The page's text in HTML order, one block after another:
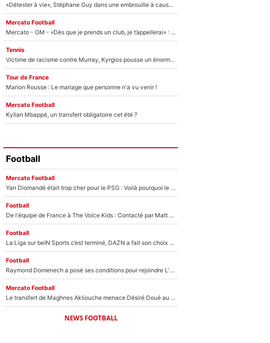
«Détester à vie», Stéphane Guy dans une embrouille à cause du PSG !
Mercato Football
Mercato - OM - «Dès que je prends un club, je t’appellerai» : La promesse de Marcelino au moment de claquer la porte
Tennis
Victime de racisme contre Murray, Kyrgios pousse un énorme coup de gueule !
Tour de France
Marion Rousse : Le mariage que personne n'a vu venir !
Mercato Football
Kylian Mbappé, un transfert obligatoire cet été ?
Football
Mercato Football
Yan Diomandé était trop cher pour le PSG : Voilà pourquoi le Real Madrid a accepté de payer la somme record de 140M€ pour boucler son transfert !
Football
De l'équipe de France à The Voice Kids : Contacté par Matt Pokora, Kylian Mbappé a accepté de jouer un rôle inédit sur TF1 !
Football
La Liga sur beIN Sports c’est terminé, DAZN a fait son choix pour Benjamin Da Silva et Omar Da Fonseca !
Football
Raymond Domenech a posé ses conditions pour rejoindre L'EQUIPE du Soir : Il refuse de faire l'émission avec un autre chroniqueur !
Mercato Football
Le transfert de Maghnes Akliouche menace Désiré Doué au PSG : «Je valide à 200%»
NEWS FOOTBALL